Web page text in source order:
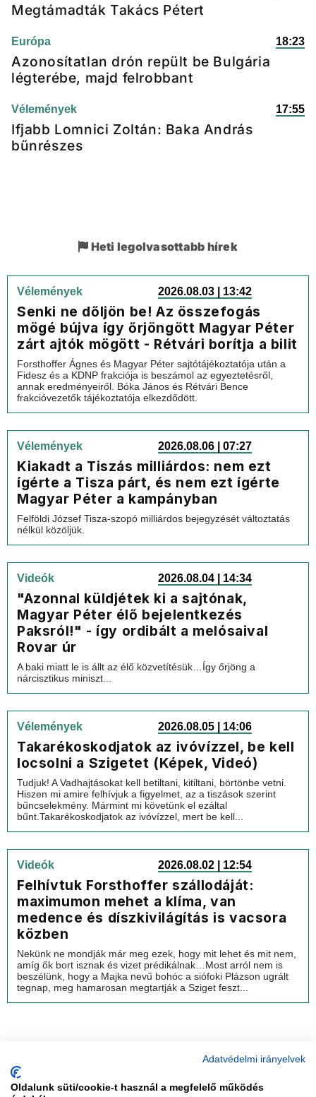
Megtámadták Takács Pétert
Európa 18:23
Azonosítatlan drón repült be Bulgária
légterébe, majd felrobbant
Vélemények 17:55
Ifjabb Lomnici Zoltán: Baka András
bűnrészes
Heti legolvasottabb hírek
Vélemények 2026.08.03 | 13:42
Senki ne dőljön be! Az összefogás
mögé bújva így őrjöngött Magyar Péter
zárt ajtók mögött - Rétvári borítja a bilit
Forsthoffer Ágnes és Magyar Péter sajtótájékoztatója után a
Fidesz és a KDNP frakciója is beszámol az egyeztetésről,
annak eredményeiről. Bóka János és Rétvári Bence
frakcióvezetők tájékoztatója elkezdődött.
Vélemények 2026.08.06 | 07:27
Kiakadt a Tiszás milliárdos: nem ezt
ígérte a Tisza párt, és nem ezt ígérte
Magyar Péter a kampányban
Felföldi József Tisza-szopó milliárdos bejegyzését változtatás
nélkül közöljük.
Videók 2026.08.04 | 14:34
"Azonnal küldjétek ki a sajtónak,
Magyar Péter élő bejelentkezés
Paksról!" - így ordibált a melósaival
Rovar úr
A baki miatt le is állt az élő közvetítésük…Így őrjöng a
nárcisztikus miniszt...
Vélemények 2026.08.05 | 14:06
Takarékoskodjatok az ivóvízzel, be kell
locsolni a Szigetet (Képek, Videó)
Tudjuk! A Vadhajtásokat kell betiltani, kitiltani, börtönbe vetni.
Hiszen mi amire felhívjuk a figyelmet, az a tiszások szerint
bűncselekmény. Mármint mi követünk el ezáltal
bűnt.Takarékoskodjatok az ivóvízzel, mert be kell...
Videók 2026.08.02 | 12:54
Felhívtuk Forsthoffer szállodáját:
maximumon mehet a klíma, van
medence és díszkivilágítás is vacsora
közben
Nekünk ne mondják már meg ezek, hogy mit lehet és mit nem,
amíg ők bort isznak és vizet prédikálnak…Most arról nem is
beszélünk, hogy a Majka nevű bohóc a siófoki Plázson ugrált
tegnap, meg hamarosan megtartják a Sziget feszt...
Adatvédelmi irányelvek
Oldalunk süti/cookie-t használ a megfelelő működés